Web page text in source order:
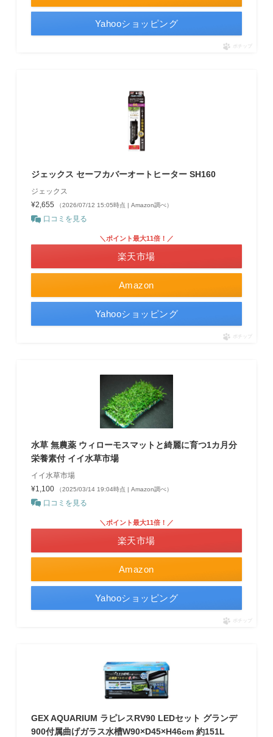
Yahooショッピング
ポチップ
ジェックス セーフカバーオートヒーター SH160
ジェックス
¥2,655
（2026/07/12 15:05時点 | Amazon調べ）
口コミを見る
Amazon
＼ポイント最大11倍！／
楽天市場
Yahooショッピング
ポチップ
水草 無農薬 ウィローモスマットと綺麗に育つ1カ月分
栄養素付 イイ水草市場
イイ水草市場
¥1,100
（2025/03/14 19:04時点 | Amazon調べ）
口コミを見る
Amazon
＼ポイント最大11倍！／
楽天市場
Yahooショッピング
ポチップ
GEX AQUARIUM ラピレスRV90 LEDセット グランデ
900付属曲げガラス水槽W90×D45×H46cm 約151L